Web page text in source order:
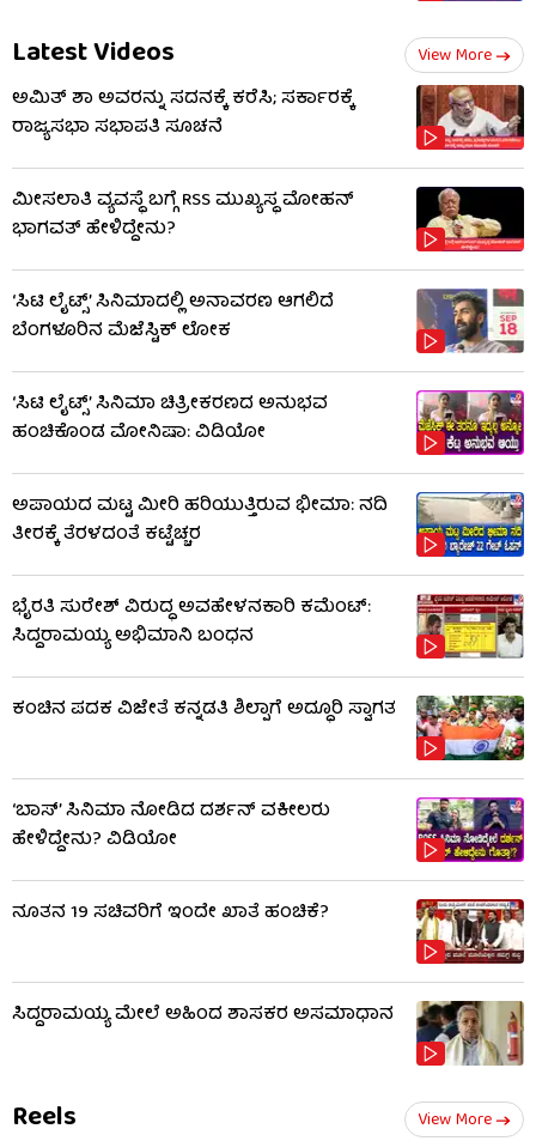
Latest Videos View More
ಅಮಿತ್ ಶಾ ಅವರನ್ನು ಸದನಕ್ಕೆ ಕರೆಸಿ; ಸರ್ಕಾರಕ್ಕೆ
ರಾಜ್ಯಸಭಾ ಸಭಾಪತಿ ಸೂಚನೆ
ಮೀಸಲಾತಿ ವ್ಯವಸ್ಥೆ ಬಗ್ಗೆ RSS​ ಮುಖ್ಯಸ್ಥ ಮೋಹನ್
ಭಾಗವತ್ ಹೇಳಿದ್ದೇನು?
‘ಸಿಟಿ ಲೈಟ್ಸ್’ ಸಿನಿಮಾದಲ್ಲಿ ಅನಾವರಣ ಆಗಲಿದೆ
ಬೆಂಗಳೂರಿನ ಮೆಜೆಸ್ಟಿಕ್ ಲೋಕ
‘ಸಿಟಿ ಲೈಟ್ಸ್’ ಸಿನಿಮಾ ಚಿತ್ರೀಕರಣದ ಅನುಭವ
ಹಂಚಿಕೊಂಡ ಮೋನಿಷಾ: ವಿಡಿಯೋ
ಅಪಾಯದ ಮಟ್ಟ ಮೀರಿ ಹರಿಯುತ್ತಿರುವ ಭೀಮಾ: ನದಿ
ತೀರಕ್ಕೆ ತೆರಳದಂತೆ ಕಟ್ಟೆಚ್ಚರ
ಭೈರತಿ ಸುರೇಶ್ ವಿರುದ್ಧ ಅವಹೇಳನಕಾರಿ ಕಮೆಂಟ್:
ಸಿದ್ದರಾಮಯ್ಯ ಅಭಿಮಾನಿ ಬಂಧನ
ಕಂಚಿನ ಪದಕ ವಿಜೇತೆ ಕನ್ನಡತಿ ಶಿಲ್ಪಾಗೆ ಅದ್ಧೂರಿ ಸ್ವಾಗತ
‘ಬಾಸ್’ ಸಿನಿಮಾ ನೋಡಿದ ದರ್ಶನ್ ವಕೀಲರು
ಹೇಳಿದ್ದೇನು? ವಿಡಿಯೋ
ನೂತನ 19 ಸಚಿವರಿಗೆ ಇಂದೇ ಖಾತೆ ಹಂಚಿಕೆ?
ಸಿದ್ದರಾಮಯ್ಯ ಮೇಲೆ ಅಹಿಂದ ಶಾಸಕರ ಅಸಮಾಧಾನ
Reels View More